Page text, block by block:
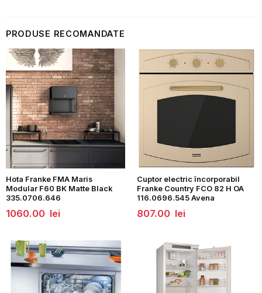
PRODUSE RECOMANDATE
Hota Franke FMA Maris
Modular F60 BK Matte Black
335.0706.646
1060.00 lei
Cuptor electric încorporabil
Franke Country FCO 82 H OA
116.0696.545 Avena
807.00 lei